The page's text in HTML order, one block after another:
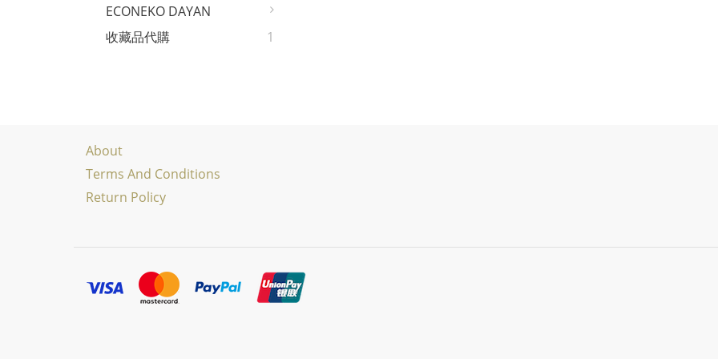
ECONEKO DAYAN
收藏品代購
1
About
Terms And Conditions
Return Policy